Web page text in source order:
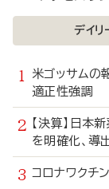
デイリ
米ゴッサム
適正性強調
【決算】日
を明確化、導
コロナワク